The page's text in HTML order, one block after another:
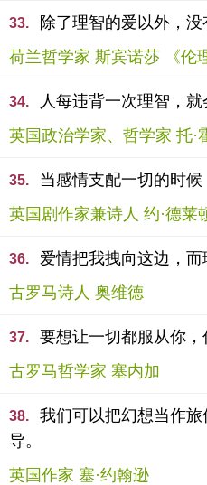
33.
除了理智的爱以外，没
荷兰哲学家 斯宾诺莎 《伦
34.
人每违背一次理智，就
英国政治学家、哲学家 托·
35.
当感情支配一切的时候
英国剧作家兼诗人 约·德莱
36.
爱情把我拽向这边，而
古罗马诗人 奥维德
37.
要想让一切都服从你，
古罗马哲学家 塞内加
38.
我们可以把幻想当作
导。
英国作家 塞·约翰逊